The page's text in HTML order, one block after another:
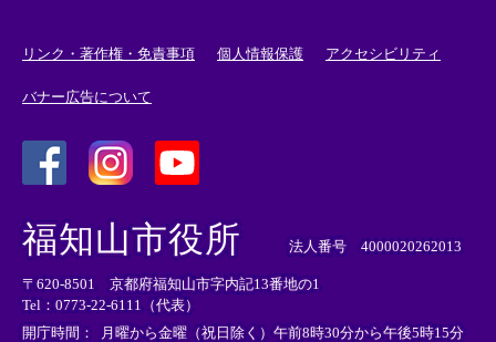
リンク・著作権・免責事項 個人情報保護 アクセシビリティ
バナー広告について
外
部
リ
ン
ク
＞
外
リ
ン
ク
＞
外
部
ン
ク
＞
福知山市役所 法人番号 4000020262013
〒620-8501 京都府福知山市字内記13番地の1
Tel：0773-22-6111（代表）
開庁時間：
月曜から金曜（祝日除く）午前8時30分から午後5時15分